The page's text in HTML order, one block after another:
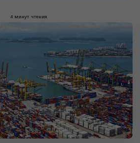
4 минут чтения